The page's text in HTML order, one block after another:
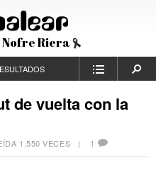
Nofre Riera
de vuelta con la
1.550 VECES | 1